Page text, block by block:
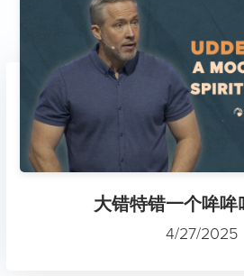
大错特错一个哞哞
4/27/2025